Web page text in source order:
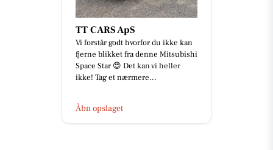
TT CARS ApS
Vi forstår godt hvorfor du ikke kan
fjerne blikket fra denne Mitsubishi
Space Star 😍 Det kan vi heller
ikke! Tag et nærmere...
Åbn opslaget